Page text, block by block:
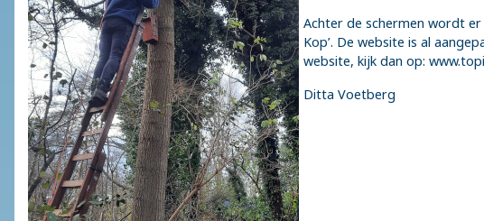
Achter de schermen wordt er
Kop’. De website is al
website, kijk dan op:
Ditta Voetberg